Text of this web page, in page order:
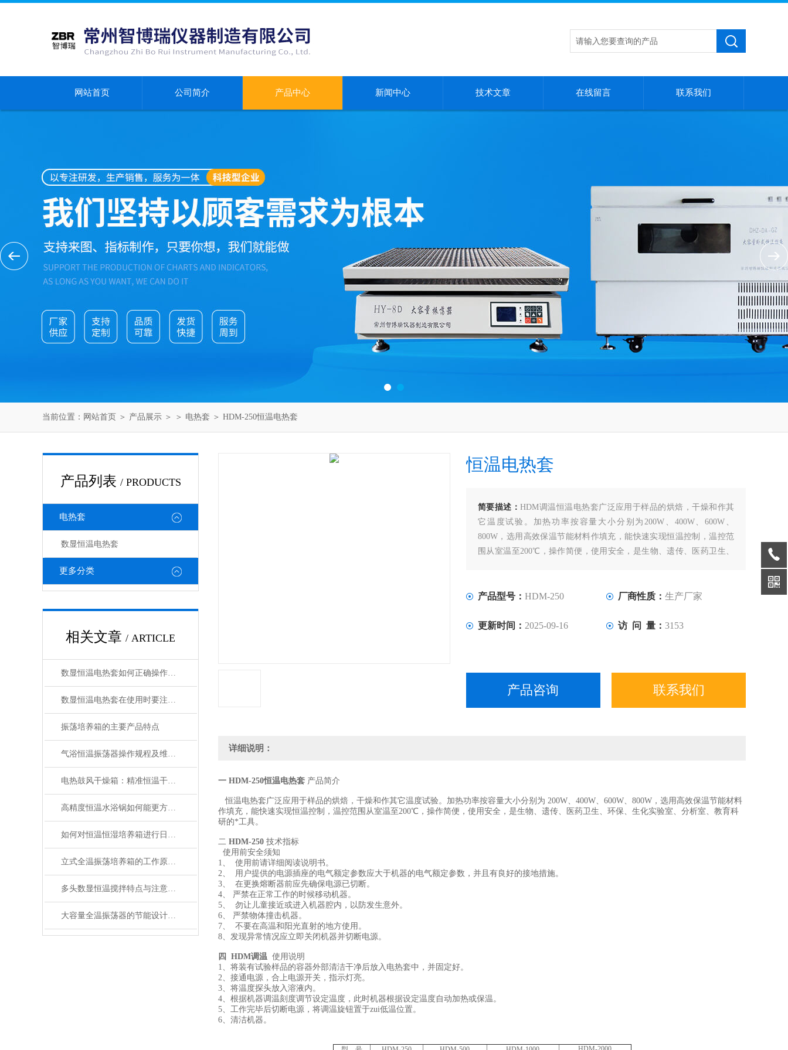
网站首页 公司简介 产品中心 新闻中心 技术文章 在线留言 联系我们
当前位置： 网站首页 ＞ 产品展示 ＞ ＞ 电热套 ＞ HDM-250恒温电热套
产品列表 / PRODUCTS
电热套
数显恒温电热套
更多分类
相关文章 / ARTICLE
数显恒温电热套如何正确操作？这套方法你不得不知！
数显恒温电热套在使用时要注意什么
振荡培养箱的主要产品特点
气浴恒温振荡器操作规程及维护保养
电热鼓风干燥箱：精准恒温干燥，适配多行业样品处理
高精度恒温水浴锅如何能更方便的使用
如何对恒温恒湿培养箱进行日常维护和保养？
立式全温振荡培养箱的工作原理与功能解析
多头数显恒温搅拌特点与注意事项
大容量全温振荡器的节能设计与性能优化
恒温电热套
简要描述：HDM调温恒温电热套广泛应用于样品的烘焙，干燥和作其
它温度试验。加热功率按容量大小分别为200W、400W、600W、
800W，选用高效保温节能材料作填充，能快速实现恒温控制，温控范
围从室温至200℃，操作简便，使用安全，是生物、遗传、医药卫生、
产品型号： HDM-250 厂商性质： 生产厂家
更新时间： 2025-09-16 访 问 量： 3153
产品咨询 联系我们
详细说明：
一 HDM-250恒温电热套 产品简介
恒温电热套广泛应用于样品的烘焙，干燥和作其它温度试验。加热功率按容量大小分别为 200W、400W、600W、800W，选用高效保温节能材料
作填充，能快速实现恒温控制，温控范围从室温至200℃，操作简便，使用安全，是生物、遗传、医药卫生、环保、生化实验室、分析室、教育科
研的*工具。
二 HDM-250 技术指标
使用前安全须知
1、 使用前请详细阅读说明书。
2、 用户提供的电源插座的电气额定参数应大于机器的电气额定参数，并且有良好的接地措施。
3、 在更换熔断器前应先确保电源已切断。
4、 严禁在正常工作的时候移动机器。
5、 勿让儿童接近或进入机器腔内，以防发生意外。
6、 严禁物体撞击机器。
7、 不要在高温和阳光直射的地方使用。
8、发现异常情况应立即关闭机器并切断电源。
四 HDM调温 使用说明
1、将装有试验样品的容器外部清洁干净后放入电热套中，并固定好。
2、接通电源，合上电源开关，指示灯亮。
3、将温度探头放入溶液内。
4、根据机器调温刻度调节设定温度，此时机器根据设定温度自动加热或保温。
5、工作完毕后切断电源，将调温旋钮置于zui低温位置。
6、清洁机器。